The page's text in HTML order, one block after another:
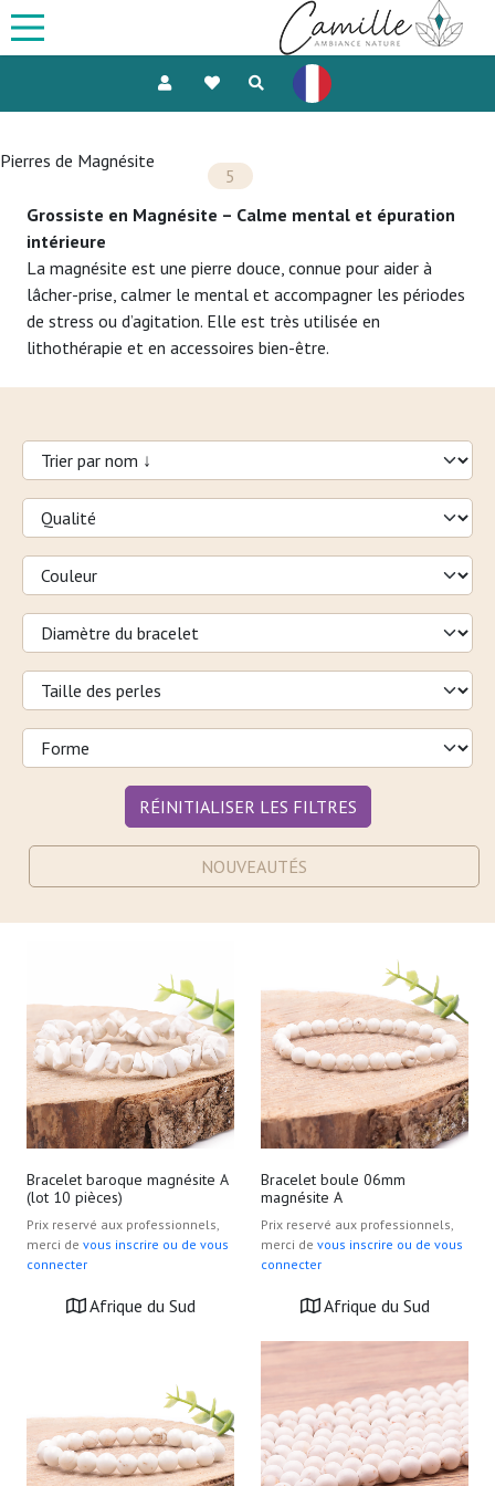
Pierres de Magnésite
5
Grossiste en Magnésite – Calme mental et épuration
intérieure
La magnésite est une pierre douce, connue pour aider à
lâcher-prise, calmer le mental et accompagner les périodes
de stress ou d’agitation. Elle est très utilisée en
lithothérapie et en accessoires bien-être.
RÉINITIALISER LES FILTRES
NOUVEAUTÉS
Bracelet baroque magnésite A
(lot 10 pièces)
Prix reservé aux professionnels,
merci de vous inscrire ou de vous
connecter
Afrique du Sud
Bracelet boule 06mm
magnésite A
Prix reservé aux professionnels,
merci de vous inscrire ou de vous
connecter
Afrique du Sud